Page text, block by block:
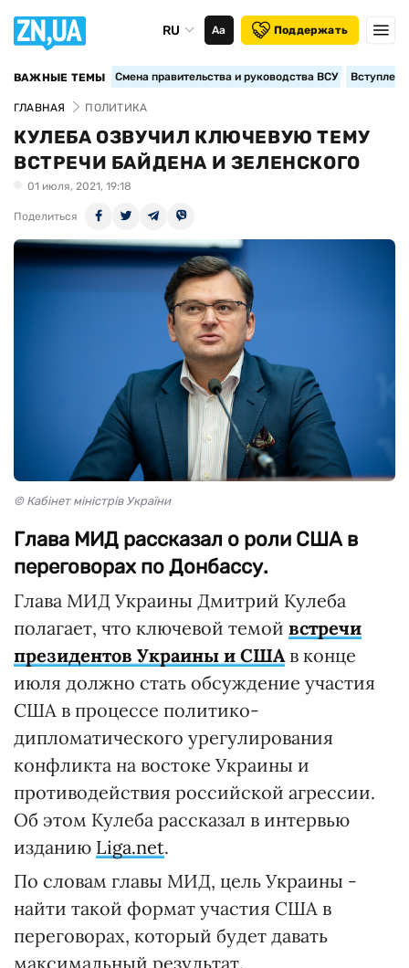
RU Аа Поддержать
ВАЖНЫЕ ТЕМЫ Смена правительства и руководства ВСУ
ГЛАВНАЯ ПОЛИТИКА
КУЛЕБА ОЗВУЧИЛ КЛЮЧЕВУЮ ТЕМУ
ВСТРЕЧИ БАЙДЕНА И ЗЕЛЕНСКОГО
01 июля, 2021, 19:18
Поделиться
© Кабінет міністрів України
Глава МИД рассказал о роли США в
переговорах по Донбассу.
Глава МИД Украины Дмитрий Кулеба
полагает, что ключевой темой встречи
президентов Украины и СШАв конце
июля должно стать обсуждение участия
США в процессе политико-
дипломатического урегулирования
конфликта на востоке Украины и
противодействия российской агрессии.
Об этом Кулеба рассказал в интервью
изданию Liga.net.
По словам главы МИД, цель Украины -
найти такой формат участия США в
переговорах, который будет давать
максимальный результат.